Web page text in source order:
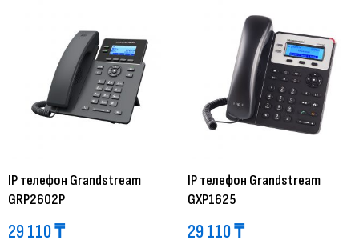
IP телефон Grandstream
GRP2602P
29 110₸
IP телефон Grandstream
GXP1625
29 110₸